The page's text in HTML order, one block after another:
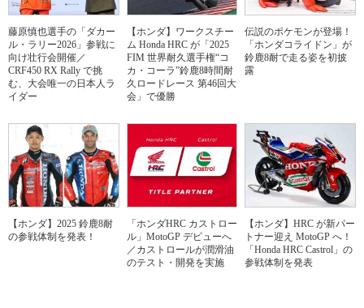
藤原慎也選手の「ダカー
ル・ラリー2026」参戦に
向け壮行会開催／
CRF450 RX Rally で挑
む、大会唯一の日本人ラ
イダー
【ホンダ】ワークスチー
ム Honda HRC が「2025
FIM 世界耐久選手権“コ
カ・コーラ”鈴鹿8時間耐
久ロードレース 第46回大
会」で優勝
伝説のポケモンが登場！
「ホンダコライドン」が
鈴鹿8耐で走る姿を初披
露
【ホンダ】2025 鈴鹿8耐
の参戦体制を発表！
「ホンダHRC カストロー
ル」MotoGP デビューへ
／カストロールが潤滑油
のテスト・開発を実施
【ホンダ】HRC が新パー
トナー迎え MotoGP へ！
「Honda HRC Castrol」の
参戦体制を発表